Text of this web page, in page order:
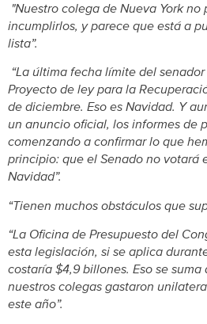
"Nuestro colega de Nueva York
incumplirlos, y parece que está a
lista”.
“La última fecha límite del
Proyecto de ley para la
de diciembre. Eso es Navidad. Y
un anuncio oficial, los informes de
comenzando a confirmar lo que
principio: que el Senado no votará
Navidad”.
“Tienen muchos obstáculos que
“La Oficina de Presupuesto del
esta legislación, si se aplica
costaría $4,9 billones. Eso se
nuestros colegas gastaron
este año”.